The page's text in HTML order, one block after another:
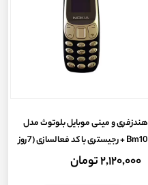
هندزفری و مینی موبایل بلوتوث مدل
Bm10 + رجیستری با کد فعالسازی (7روز
گارانتی سلامت یا گارانتی شرکتی)
۲,۱۲۰,۰۰۰ تومان